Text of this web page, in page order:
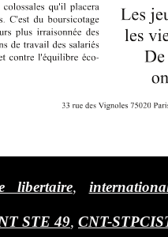
libertaire,
STE 49, CNT-